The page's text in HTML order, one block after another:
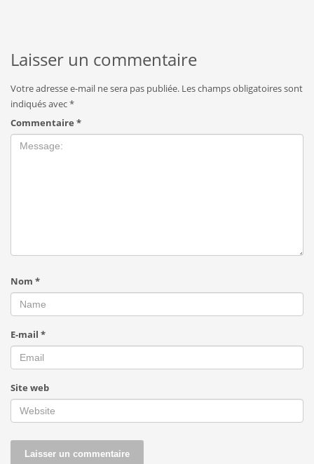
Laisser un commentaire
Votre adresse e-mail ne sera pas publiée. Les champs obligatoires sont
indiqués avec*
Commentaire *
Nom *
E-mail *
Site web